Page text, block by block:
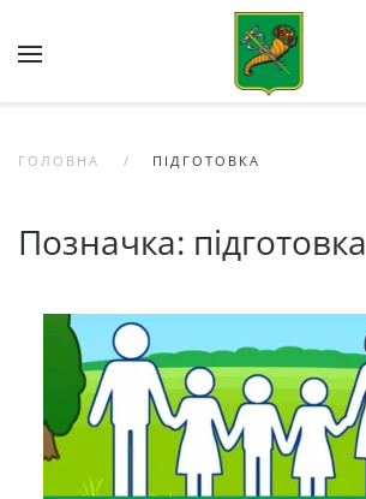
Skip to main content
ГОЛОВНА ПІДГОТОВКА
Позначка: підготовка